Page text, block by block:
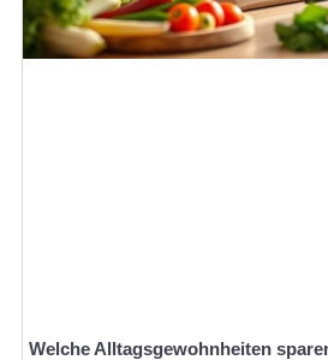
Welche Alltagsgewohnheiten